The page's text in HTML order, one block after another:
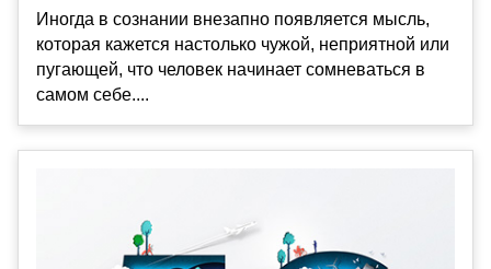
Иногда в сознании внезапно появляется мысль,
которая кажется настолько чужой, неприятной или
пугающей, что человек начинает сомневаться в
самом себе....